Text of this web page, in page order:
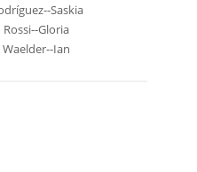
Saskia
Rossi--Gloria
Waelder--Ian